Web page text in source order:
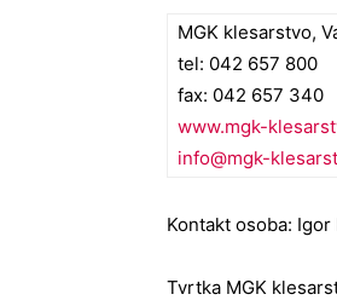
MGK klesarstvo,
tel: 042 657 800
fax: 042 657 340
www.mgk-
info@mgk-
Kontakt osoba:
Tvrtka MGK